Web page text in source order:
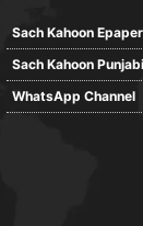
Sach Kahoon Epaper
Sach Kahoon Punjabi
WhatsApp Channel